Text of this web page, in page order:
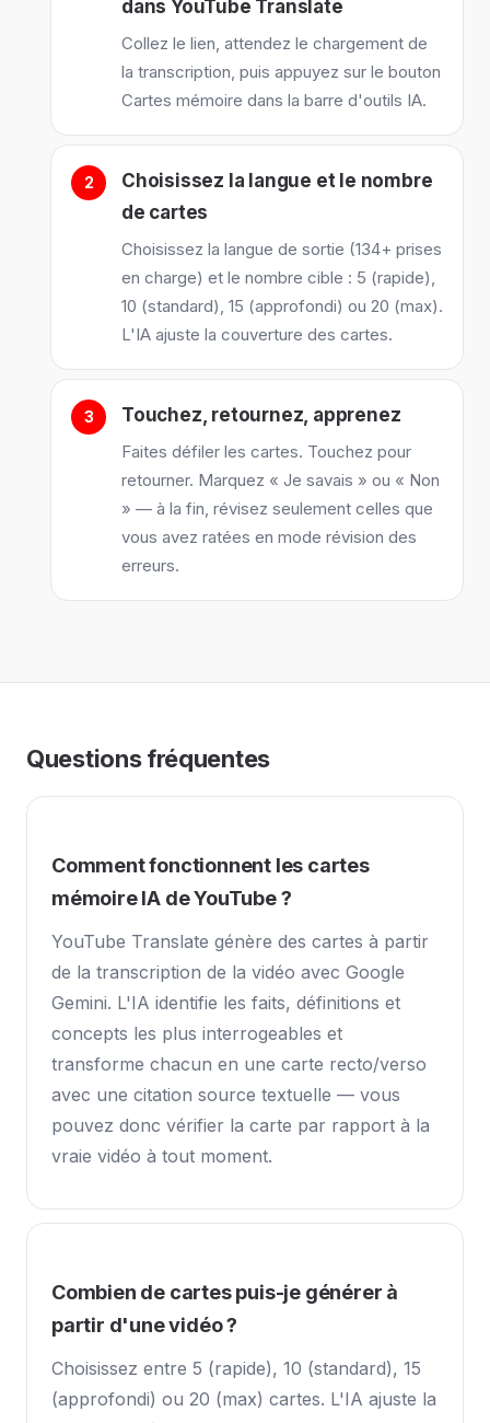
dans YouTube Translate
Collez le lien, attendez le chargement de
la transcription, puis appuyez sur le bouton
Cartes mémoire dans la barre d'outils IA.
Choisissez la langue et le nombre
de cartes
Choisissez la langue de sortie (134+ prises
en charge) et le nombre cible : 5 (rapide),
10 (standard), 15 (approfondi) ou 20 (max).
L'IA ajuste la couverture des cartes.
Touchez, retournez, apprenez
Faites défiler les cartes. Touchez pour
retourner. Marquez « Je savais » ou « Non
» — à la fin, révisez seulement celles que
vous avez ratées en mode révision des
erreurs.
Questions fréquentes
Comment fonctionnent les cartes
mémoire IA de YouTube ?
YouTube Translate génère des cartes à partir
de la transcription de la vidéo avec Google
Gemini. L'IA identifie les faits, définitions et
concepts les plus interrogeables et
transforme chacun en une carte recto/verso
avec une citation source textuelle — vous
pouvez donc vérifier la carte par rapport à la
vraie vidéo à tout moment.
Combien de cartes puis-je générer à
partir d'une vidéo ?
Choisissez entre 5 (rapide), 10 (standard), 15
(approfondi) ou 20 (max) cartes. L'IA ajuste la